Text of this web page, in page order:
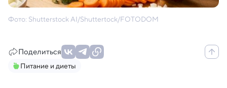
Фото: Shutterstock AI/Shuttertock/FOTODOM
Поделиться
Питание и диеты